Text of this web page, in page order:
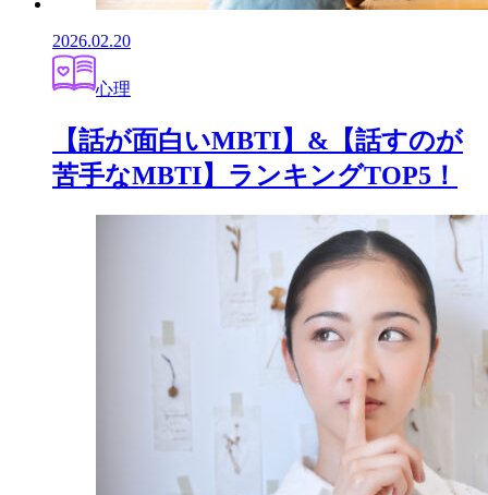
2026.02.20
心理
【話が面白いMBTI】&【話すのが
苦手なMBTI】ランキングTOP5！